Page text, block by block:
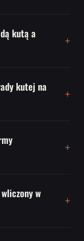
kutą a
kutej na
w